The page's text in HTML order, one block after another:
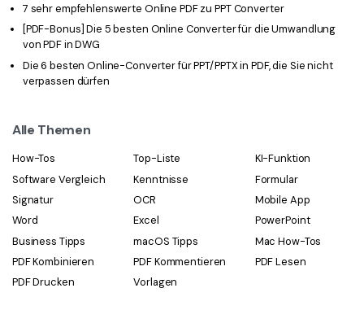
7 sehr empfehlenswerte Online PDF zu PPT Converter
[PDF-Bonus] Die 5 besten Online Converter für die Umwandlung
von PDF in DWG
Die 6 besten Online-Converter für PPT/PPTX in PDF, die Sie nicht
verpassen dürfen
Alle Themen
How-Tos Top-Liste
KI-Funktion
Software Vergleich
Kenntnisse
Formular
Signatur
OCR
Mobile App
Word
Excel
PowerPoint
Business Tipps
macOS Tipps
Mac How-Tos
PDF Kombinieren
PDF Kommentieren
PDF Lesen
PDF Drucken
Vorlagen